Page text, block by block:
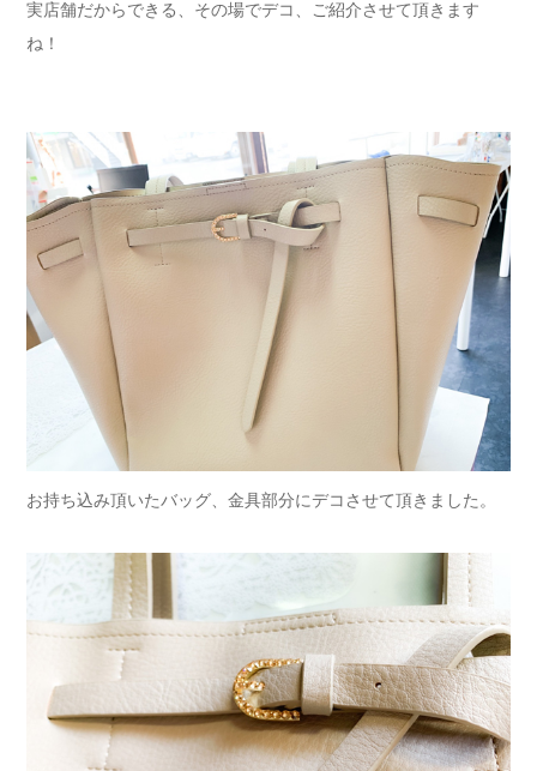
実店舗だからできる、その場でデコ、ご紹介させて頂きます
ね！
お持ち込み頂いたバッグ、金具部分にデコさせて頂きました。